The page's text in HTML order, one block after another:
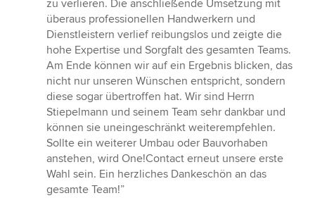
zu verlieren. Die anschließende Umsetzung mit
überaus professionellen Handwerkern und
Dienstleistern verlief reibungslos und zeigte die
hohe Expertise und Sorgfalt des gesamten Teams.
Am Ende können wir auf ein Ergebnis blicken, das
nicht nur unseren Wünschen entspricht, sondern
diese sogar übertroffen hat. Wir sind Herrn
Stiepelmann und seinem Team sehr dankbar und
können sie uneingeschränkt weiterempfehlen.
Sollte ein weiterer Umbau oder Bauvorhaben
anstehen, wird One!Contact erneut unsere erste
Wahl sein. Ein herzliches Dankeschön an das
gesamte Team!”